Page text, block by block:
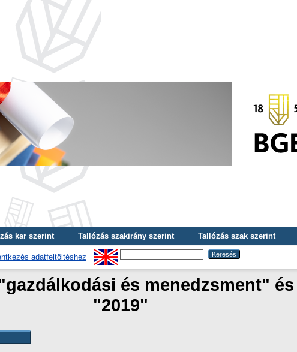
kar szerint Tallózás szakirány szerint Tallózás szak szerint
adatfeltöltéshez
és menedzsment"
"2019"